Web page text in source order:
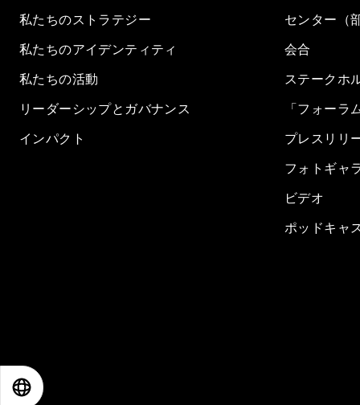
私たちのストラテジー
私たちのアイデンティティ
私たちの活動
リーダーシップとガバナンス
インパクト
センター（
会合
ステークホ
「フォーラ
プレスリリ
フォトギャ
ビデオ
ポッドキャ